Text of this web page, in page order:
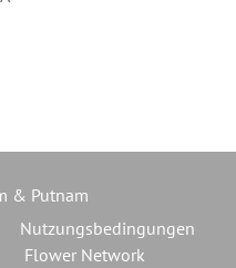
& Putnam
Nutzungsbedingungen
Flower Network